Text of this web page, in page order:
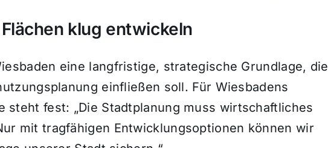
klug entwickeln
eine langfristige, strategische Grundlage, die
einfließen soll. Für Wiesbadens
steht fest: „Die Stadtplanung muss wirtschaftliches
mit tragfähigen Entwicklungsoptionen können wir